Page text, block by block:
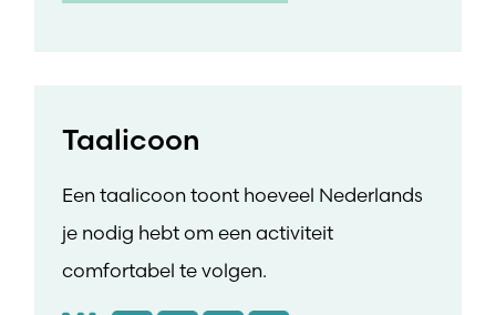
Taalicoon
Een taalicoon toont hoeveel Nederlands
je nodig hebt om een activiteit
comfortabel te volgen.